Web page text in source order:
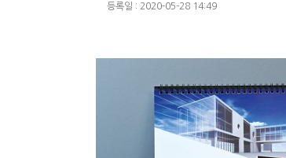
등록일 : 2020-05-28 14:49
캐디안 2023년 탁상